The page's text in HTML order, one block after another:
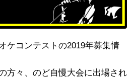
ケコンテストの2019年募集情
方々、のど自慢大会に出場され